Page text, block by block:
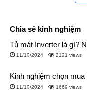
Dung tích bình
Với dung tích lớn
người sử dụng liên tục.
Nhà nghỉ,
Chia sẻ kinh nghiệm
Tủ mát Inverter là gì?
11/10/2024 2121 views
Kinh nghiệm chọn
11/10/2024 1669 views